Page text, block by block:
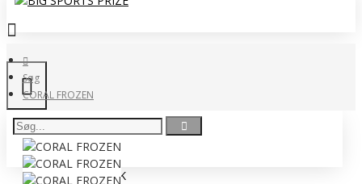
0 vare(r) - 0,00 DKK
Søg
CORAL FROZEN